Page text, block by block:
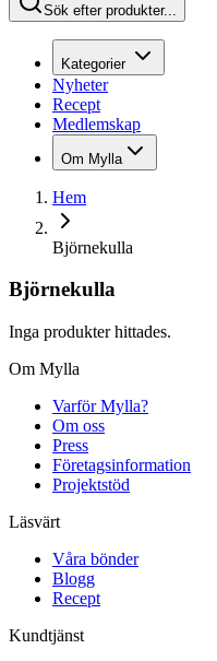
Sök efter produkter...
Kategorier
Nyheter
Recept
Medlemskap
Om Mylla
Hem
Björnekulla
Björnekulla
Inga produkter hittades.
Om Mylla
Varför Mylla?
Om oss
Press
Företagsinformation
Projektstöd
Läsvärt
Våra bönder
Blogg
Recept
Kundtjänst